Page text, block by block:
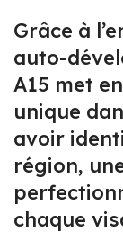
Grâce à
auto-
A15 met
unique
avoir
région,
chaque